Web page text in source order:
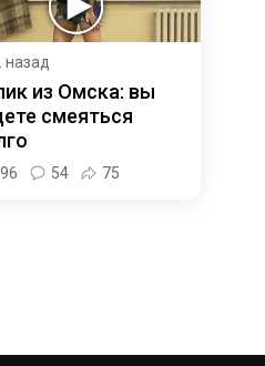
назад
из Омска: вы
смеяться
54 75